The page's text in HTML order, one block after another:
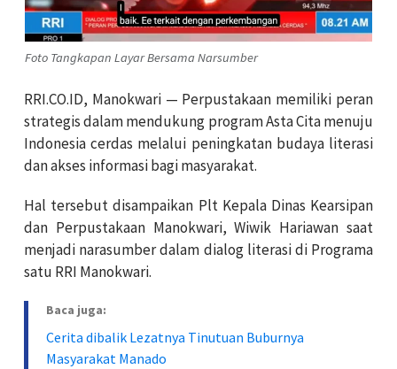
Foto Tangkapan Layar Bersama Narsumber
RRI.CO.ID, Manokwari — Perpustakaan memiliki peran
strategis dalam mendukung program Asta Cita menuju
Indonesia cerdas melalui peningkatan budaya literasi
dan akses informasi bagi masyarakat.
Hal tersebut disampaikan Plt Kepala Dinas Kearsipan
dan Perpustakaan Manokwari, Wiwik Hariawan saat
menjadi narasumber dalam dialog literasi di Programa
satu RRI Manokwari.
Baca juga:
Cerita dibalik Lezatnya Tinutuan Buburnya
Masyarakat Manado